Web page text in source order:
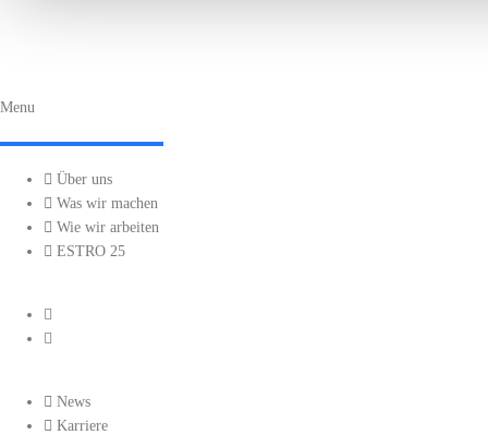
Menu
Über uns
Was wir machen
Wie wir arbeiten
ESTRO 25
News
Karriere